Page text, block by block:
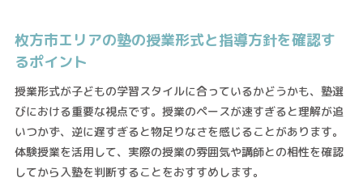
枚方市エリアの塾の授業形式と指導方針を確認す
るポイント
授業形式が子どもの学習スタイルに合っているかどうかも、塾選
びにおける重要な視点です。授業のペースが速すぎると理解が追
いつかず、逆に遅すぎると物足りなさを感じることがあります。
体験授業を活用して、実際の授業の雰囲気や講師との相性を確認
してから入塾を判断することをおすすめします。